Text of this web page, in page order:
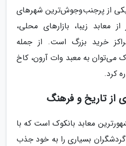
یکی از پرجنب‌وجوش‌ترین شهرهای
معابد زیبا، بازارهای محلی،
خرید بزرگ است. از جمله
می‌توان به معبد وات آرون، کاخ
کرد.
از تاریخ و فرهنگ
معابد بانکوک است که با
بسیاری را به خود جذب